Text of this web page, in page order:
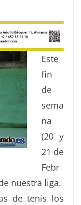
Este
fin
de
sema
na
(20 y
21 de
Febr
nuestra liga.
de tenis los